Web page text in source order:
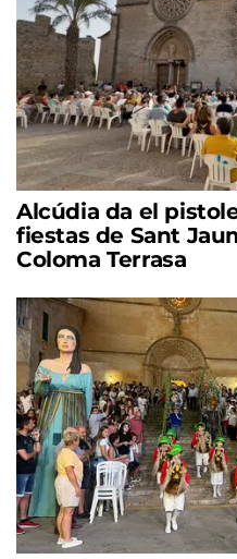
Alcúdia da el
fiestas de Sant
Coloma Terrasa